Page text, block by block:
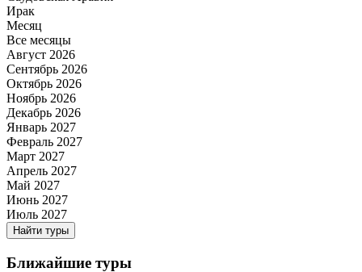
Ирак
Месяц
Все месяцы
Август 2026
Сентябрь 2026
Октябрь 2026
Ноябрь 2026
Декабрь 2026
Январь 2027
Февраль 2027
Март 2027
Апрель 2027
Май 2027
Июнь 2027
Июль 2027
Найти туры
Ближайшие туры